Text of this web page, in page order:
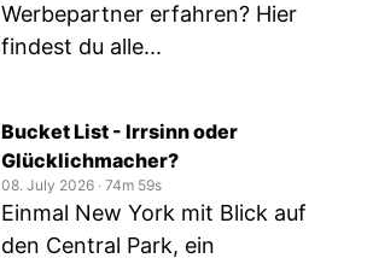
Werbepartner erfahren? Hier
findest du alle...
Bucket List - Irrsinn oder
Glücklichmacher?
08. July 2026 ‧ 74m 59s
Einmal New York mit Blick auf
den Central Park, ein